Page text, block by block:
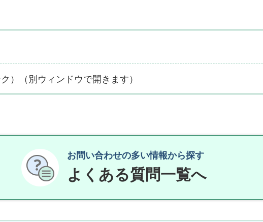
）（別ウィンドウで開きます）
お問い合わせの多い情報から探す
よくある質問一覧へ